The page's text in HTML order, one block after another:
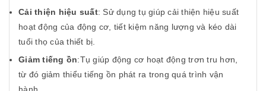
Cải thiện hiệu suất: Sử dụng tụ giúp cải thiện hiệu suất
hoạt động của động cơ, tiết kiệm năng lượng và kéo dài
tuổi thọ của thiết bị.
Giảm tiếng ồn:Tụ giúp động cơ hoạt động trơn tru hơn,
từ đó giảm thiểu tiếng ồn phát ra trong quá trình vận